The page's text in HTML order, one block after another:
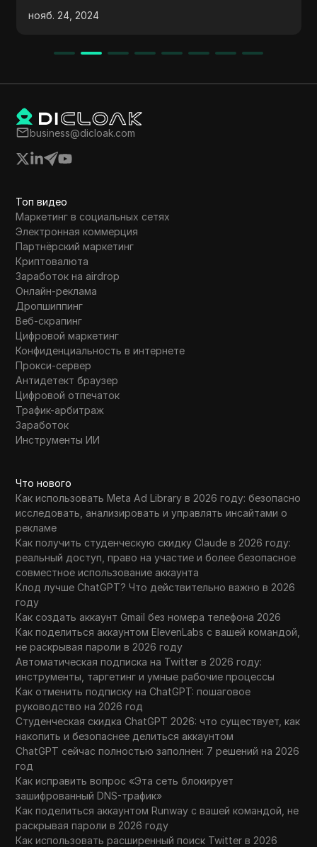
реферальной программе и использовании
на исследованиях и управлении рисками.
дек. 04, 2024
business@dicloak.com
Топ видео
Маркетинг в социальных сетях
Электронная коммерция
Партнёрский маркетинг
Криптовалюта
Заработок на airdrop
Онлайн-реклама
Дропшиппинг
Веб-скрапинг
Цифровой маркетинг
Конфиденциальность в интернете
Прокси-сервер
Антидетект браузер
Цифровой отпечаток
Трафик-арбитраж
Заработок
Инструменты ИИ
Что нового
Как использовать Meta Ad Library в 2026 году: безопасно
исследовать, анализировать и управлять инсайтами о
рекламе
Как получить студенческую скидку Claude в 2026 году:
реальный доступ, право на участие и более безопасное
совместное использование аккаунта
Клод лучше ChatGPT? Что действительно важно в 2026
году
Как создать аккаунт Gmail без номера телефона 2026
Как поделиться аккаунтом ElevenLabs с вашей командой,
не раскрывая пароли в 2026 году
Автоматическая подписка на Twitter в 2026 году:
инструменты, таргетинг и умные рабочие процессы
Как отменить подписку на ChatGPT: пошаговое
руководство на 2026 год
Студенческая скидка ChatGPT 2026: что существует, как
накопить и безопаснее делиться аккаунтом
ChatGPT сейчас полностью заполнен: 7 решений на 2026
год
Как исправить вопрос «Эта сеть блокирует
зашифрованный DNS-трафик»
Как поделиться аккаунтом Runway с вашей командой, не
раскрывая пароли в 2026 году
Как использовать расширенный поиск Twitter в 2026